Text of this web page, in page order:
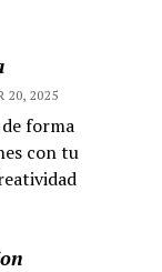
20, 2025
forma
con tu